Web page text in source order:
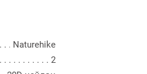
Naturehike
2